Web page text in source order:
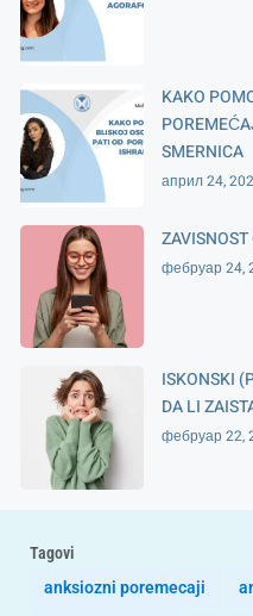
KAKO
SMERNICA
април 24,
фебруар 24,
ISKONSKI
DA LI
фебруар 22,
Tagovi
anksiozni poremecaji